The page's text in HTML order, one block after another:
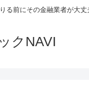
前にその金融業者が大
クNAVI